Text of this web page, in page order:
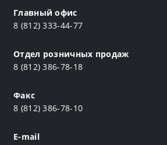
Главный офис
8 (812) 333-44-77
Отдел розничных продаж
8 (812) 386-78-18
Факс
8 (812) 386-78-10
E-mail